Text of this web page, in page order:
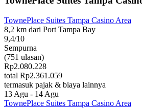
TownePlace Suites Tampa Casino Area
8,2 km dari Port Tampa Bay
9,4/10
Sempurna
(751 ulasan)
Rp2.080.228
total Rp2.361.059
termasuk pajak & biaya lainnya
13 Agu - 14 Agu
TownePlace Suites Tampa Casino Area